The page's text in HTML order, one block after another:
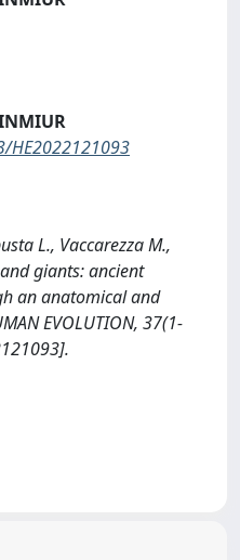
HE2022121093
L., Vaccarezza M.,
giants: ancient
an anatomical and
EVOLUTION, 37(1-